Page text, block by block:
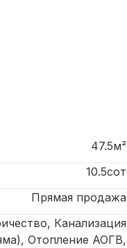
47.5м²
10.5сот
Прямая продажа
Канализация
Отопление АОГВ,